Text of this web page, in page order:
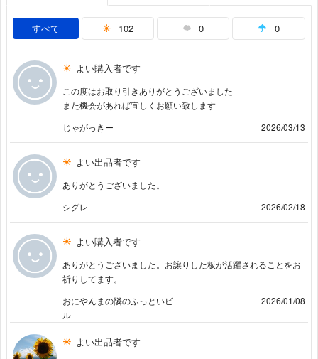
すべて 102 0 0
よい購入者です
この度はお取り引きありがとうございました
また機会があれば宜しくお願い致します
じゃがっきー
2026/03/13
よい出品者です
ありがとうございました。
シグレ
2026/02/18
よい購入者です
ありがとうございました。お譲りした板が活躍されることをお
祈りしてます。
おにやんまの隣のふっといビ
ル
2026/01/08
よい出品者です